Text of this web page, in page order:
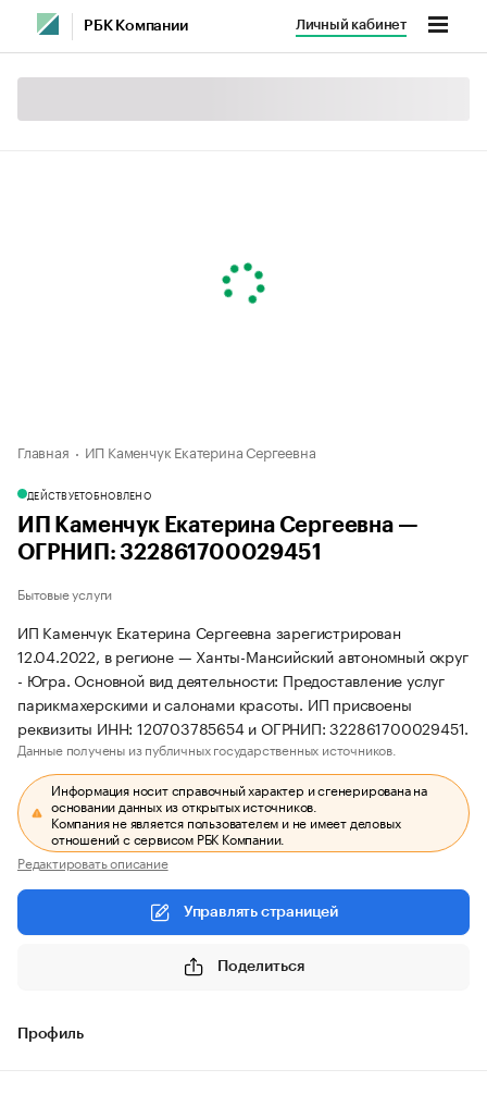
РБК Компании Личный кабинет
Главная ИП Каменчук Екатерина Сергеевна
ДЕЙСТВУЕТОБНОВЛЕНО
ИП Каменчук Екатерина Сергеевна —
ОГРНИП: 322861700029451
Бытовые услуги
ИП Каменчук Екатерина Сергеевна зарегистрирован
12.04.2022, в регионе — Ханты-Мансийский автономный округ
- Югра. Основной вид деятельности: Предоставление услуг
парикмахерскими и салонами красоты. ИП присвоены
реквизиты ИНН: 120703785654 и ОГРНИП: 322861700029451.
Данные получены из публичных государственных источников.
Информация носит справочный характер и сгенерирована на
основании данных из открытых источников.
Компания не является пользователем и не имеет деловых
отношений с сервисом РБК Компании.
Редактировать описание
Управлять страницей
Поделиться
Профиль